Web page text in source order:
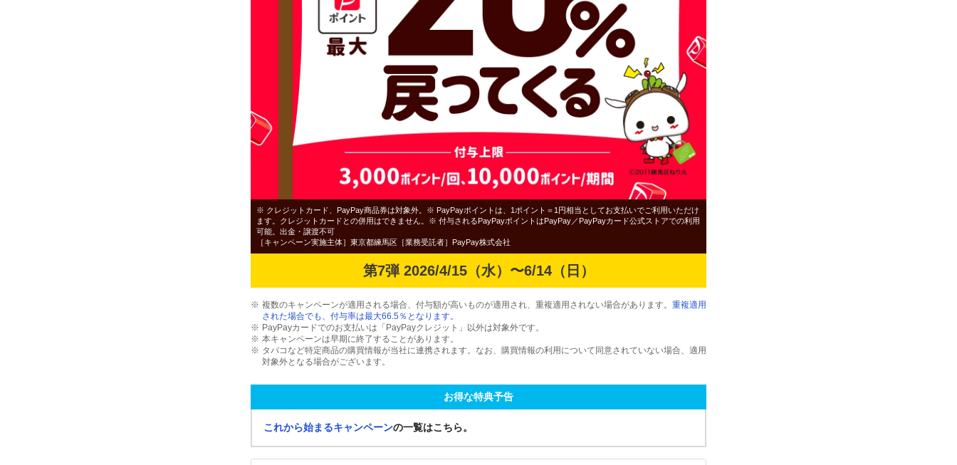
※ クレジットカード、PayPay商品券は対象外。※ PayPayポイントは、1ポイント＝1円相当としてお支払いでご利用いただけ
ます。クレジットカードとの併用はできません。※ 付与されるPayPayポイントはPayPay／PayPayカード公式ストアでの利用
可能。出金・譲渡不可
［キャンペーン実施主体］東京都練馬区［業務受託者］PayPay株式会社
第7弾 2026/4/15（水）〜6/14（日）
複数のキャンペーンが適用される場合、付与額が高いものが適用され、重複適用されない場合があります。 重複適用
された場合でも、付与率は最大66.5％となります。
PayPayカードでのお支払いは「PayPayクレジット」以外は対象外です。
本キャンペーンは早期に終了することがあります。
タバコなど特定商品の購買情報が当社に連携されます。なお、購買情報の利用について同意されていない場合、適用
対象外となる場合がございます。
お得な特典予告
これから始まるキャンペーンの一覧はこちら。